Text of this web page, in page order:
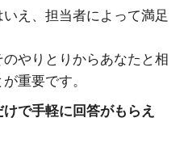
え、担当者によって満足
やりとりからあなたと相
重要です。
で手軽に回答がもらえ